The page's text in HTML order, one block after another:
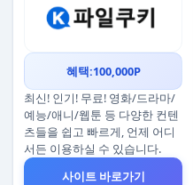
혜택:100,000P
최신! 인기! 무료! 영화/드라마/
예능/애니/웹툰 등 다양한 컨텐
츠들을 쉽고 빠르게, 언제 어디
서든 이용하실 수 있습니다.
사이트 바로가기